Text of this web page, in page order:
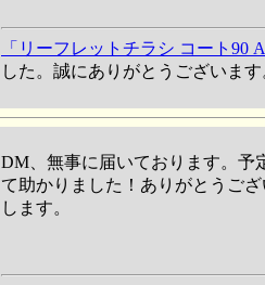
「リーフレットチラシ コート90
した。誠にありがとうございます
DM、無事に届いております。予
て助かりました！ありがとうご
します。